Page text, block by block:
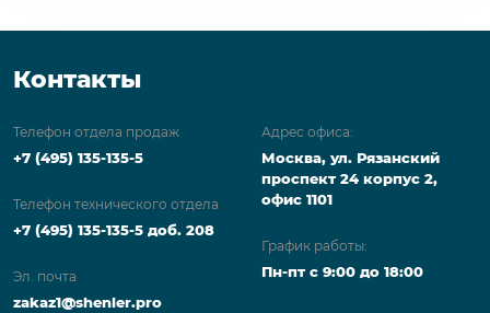
Контакты
Телефон отдела продаж
+7 (495) 135-135-5
Телефон технического отдела
+7 (495) 135-135-5 доб. 208
Эл. почта
zakaz1@shenler.pro
Адрес офиса:
Москва, ул. Рязанский
проспект 24 корпус 2,
офис 1101
График работы:
Пн-пт с 9:00 до 18:00